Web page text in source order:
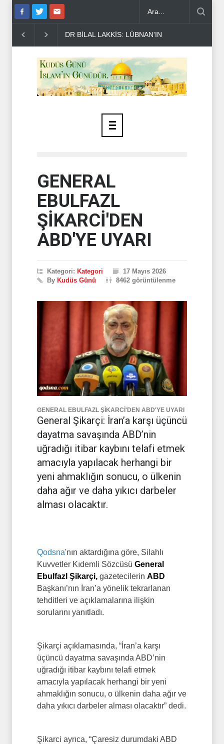
BAĞIMSIZ OLMASI İSTENMİYOR.. ENSARULLAH'TAN
GENERAL
EBULFAZL
ŞİKARCİ'DEN
ABD'YE UYARI
Kategori: Kategori
17 Mayıs 2026
By Kudüs Günü 8462 görüntülenme
GENERAL EBULFAZL ŞİKARCİ'DEN ABD'YE UYARI
General Şikarçi: İran’a karşı üçüncü
dayatma savaşında ABD’nin
uğradığı itibar kaybını telafi etmek
amacıyla yapılacak herhangi bir
yeni ahmaklığın sonucu, o ülkenin
daha ağır ve daha yıkıcı darbeler
alması olacaktır.
Qodsna'nın aktardığına göre, Silahlı
Kuvvetler Kıdemli Sözcüsü General
Ebulfazl Şikarçi, gazetecilerin ABD
Başkanı’nın İran’a yönelik tekrarlanan
tehditleri ve açıklamalarına ilişkin
sorularını yanıtladı.
Şikarçi açıklamasında, “İran’a karşı
üçüncü dayatma savaşında ABD’nin
uğradığı itibar kaybını telafi etmek
amacıyla yapılacak herhangi bir yeni
ahmaklığın sonucu, o ülkenin daha ağır ve
daha yıkıcı darbeler alması olacaktır” dedi.
Şikarci ayrıca, “Çaresiz durumdaki ABD